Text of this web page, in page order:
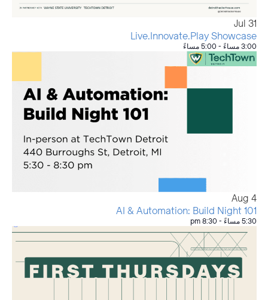
Jul
Live.Innovate.Play Showcase
3:00 مساءً -5:00 مساءً
Aug
AI & Automation: Build Night 101
5:30 مساءً -
8:30 pm